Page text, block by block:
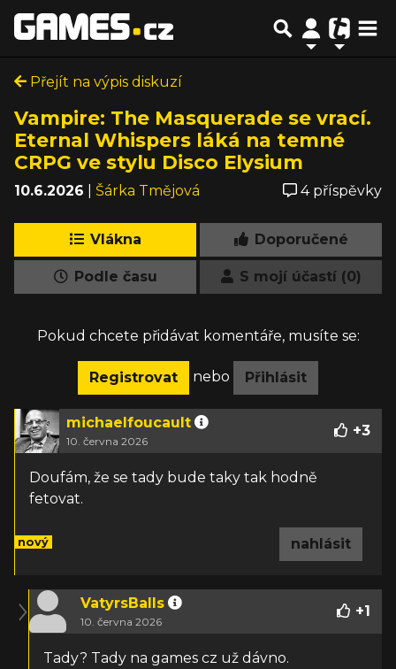
Přejít na výpis diskuzí
Vampire: The Masquerade se vrací.
Eternal Whispers láká na temné
CRPG ve stylu Disco Elysium
10.6.2026 Šárka Tmějová 4 příspěvky
Vlákna Doporučené
Podle času S mojí účastí (0)
Pokud chcete přidávat komentáře, musíte se:
Registrovat nebo Přihlásit
michaelfoucault
10. června 2026
+3
Doufám, že se tady bude taky tak hodně
fetovat.
nový nahlásit
VatyrsBalls
10. června 2026
+1
Tady? Tady na games cz už dávno.